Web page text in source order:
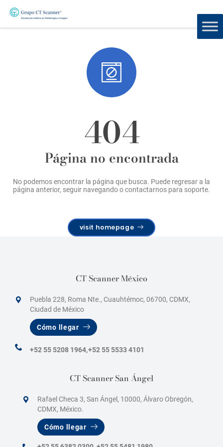
404
Página no encontrada
No podemos encontrar la página que busca. Puede regresar a la
página anterior, seguir navegando o contactarnos para soporte.
visit homepage
CT Scanner México
Puebla 228, Roma Nte., Cuauhtémoc, 06700, CDMX,
Ciudad de México
Cómo llegar
+52 55 5208 1964,+52 55 5533 4101
CT Scanner San Ángel
Rafael Checa 3, San Ángel, 10000, Álvaro Obregón,
CDMX, México.
Cómo llegar